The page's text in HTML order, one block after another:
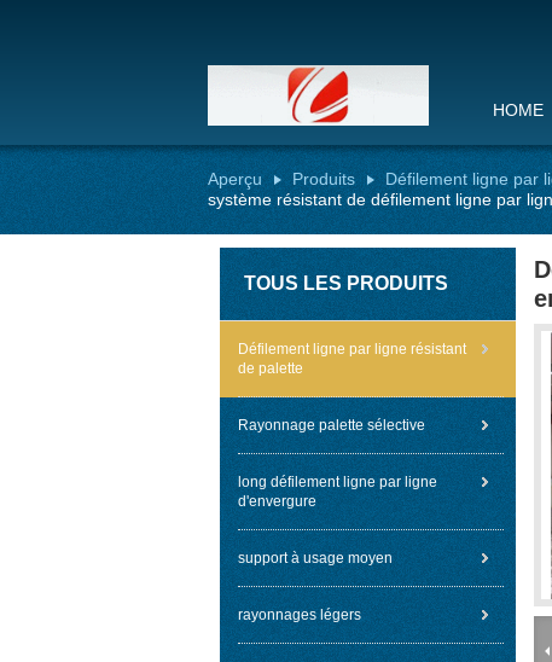
HOME
Aperçu Produits Défilement ligne par
système résistant de défilement ligne par
TOUS LES PRODUITS
Défilement ligne par ligne résistant
de palette
Rayonnage palette sélective
long défilement ligne par ligne
d'envergure
support à usage moyen
rayonnages légers